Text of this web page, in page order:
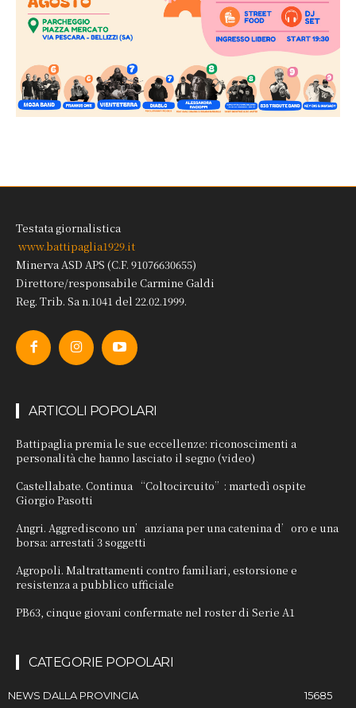
Testata giornalistica
www.battipaglia1929.it
Minerva ASD APS (C.F. 91076630655)
Direttore/responsabile Carmine Galdi
Reg. Trib. Sa n.1041 del 22.02.1999.
ARTICOLI POPOLARI
Battipaglia premia le sue eccellenze: riconoscimenti a
personalità che hanno lasciato il segno (video)
Castellabate. Continua “Coltocircuito”: martedì ospite
Giorgio Pasotti
Angri. Aggrediscono un’anziana per una catenina d’oro e una
borsa: arrestati 3 soggetti
Agropoli. Maltrattamenti contro familiari, estorsione e
resistenza a pubblico ufficiale
PB63, cinque giovani confermate nel roster di Serie A1
CATEGORIE POPOLARI
NEWS DALLA PROVINCIA 15685